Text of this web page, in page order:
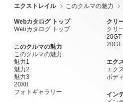
エクストレイル このクルマの魅力
Webカタログ トップ
Webカタログ トップ
このクルマの魅力
このクルマの魅力
魅力1
魅力2
魅力3
20Xtt
フォトギャラリー
クリ
クリ
20GT
20GT
エク
エク
ボデ
イン